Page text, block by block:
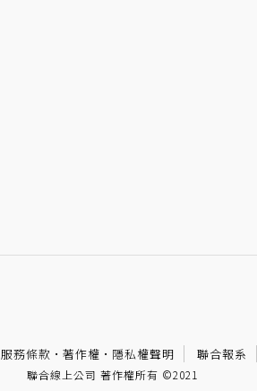
服務條款 · 著作權 · 隱私權聲明 聯合報系
聯合線上公司 著作權所有 ©2021